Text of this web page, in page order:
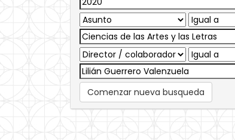
Comenzar nueva busqueda